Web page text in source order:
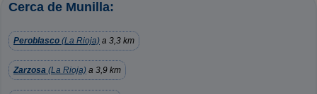
Cerca de Munilla:
Peroblasco (La Rioja) a 3,3 km
Zarzosa (La Rioja) a 3,9 km